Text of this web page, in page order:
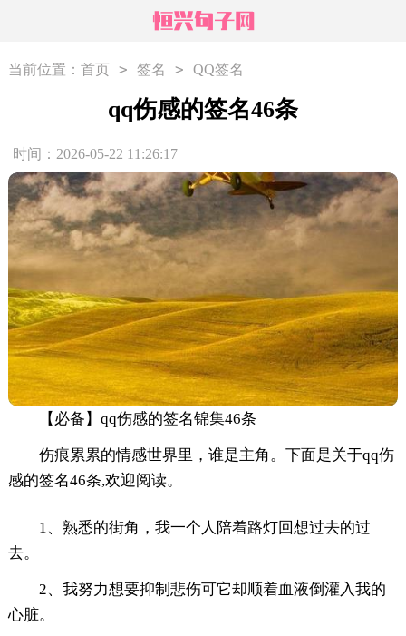
当前位置： 首页 > 签名 > QQ签名
qq伤感的签名46条
时间：2026-05-22 11:26:17
【必备】qq伤感的签名锦集46条
伤痕累累的情感世界里，谁是主角。下面是关于qq伤
感的签名46条,欢迎阅读。
1、熟悉的街角，我一个人陪着路灯回想过去的过
去。
2、我努力想要抑制悲伤可它却顺着血液倒灌入我的
心脏。